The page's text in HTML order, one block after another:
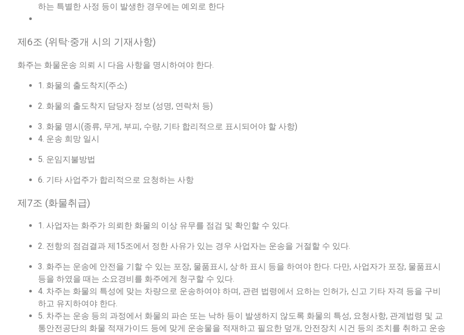
하는 특별한 사정 등이 발생한 경우에는 예외로 한다
제6조 (위탁·중개 시의 기재사항)
화주는 화물운송 의뢰 시 다음 사항을 명시하여야 한다.
1. 화물의 출도착지(주소)
2. 화물의 출도착지 담당자 정보 (성명, 연락처 등)
3. 화물 명시(종류, 무게, 부피, 수량, 기타 합리적으로 표시되어야 할 사항)
4. 운송 희망 일시
5. 운임지불방법
6. 기타 사업주가 합리적으로 요청하는 사항
제7조 (화물취급)
1. 사업자는 화주가 의뢰한 화물의 이상 유무를 점검 및 확인할 수 있다.
2. 전항의 점검결과 제15조에서 정한 사유가 있는 경우 사업자는 운송을 거절할 수 있다.
3. 화주는 운송에 안전을 기할 수 있는 포장, 물품표시, 상·하 표시 등을 하여야 한다. 다만, 사업자가 포장, 물품표시
등을 하였을 때는 소요경비를 화주에게 청구할 수 있다.
4. 차주는 화물의 특성에 맞는 차량으로 운송하여야 하며, 관련 법령에서 요하는 인허가, 신고 기타 자격 등을 구비
하고 유지하여야 한다.
5. 차주는 운송 등의 과정에서 화물의 파손 또는 낙하 등이 발생하지 않도록 화물의 특성, 요청사항, 관계법령 및 교
통안전공단의 화물 적재가이드 등에 맞게 운송물을 적재하고 필요한 덮개, 안전장치 시건 등의 조치를 취하고 운송